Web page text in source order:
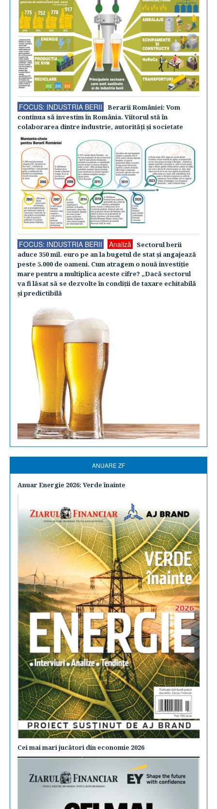
FOCUS: INDUSTRIA BERII
Berarii României: Vom
continua să investim în România. Viitorul stă în
colaborarea dintre industrie, autorităţi şi societate
FOCUS: INDUSTRIA BERII Analiză
Sectorul berii
aduce 350 mil. euro pe an la bugetul de stat şi angajează
peste 5.000 de oameni. Cum atragem o nouă investiţie
mare pentru a multiplica aceste cifre? „Dacă sectorul
va fi lăsat să se dezvolte în condiţii de taxare echitabilă
şi predictibilă
ANUARE ZF
Anuar Energie 2026: Verde înainte
Cei mai mari jucători din economie 2026